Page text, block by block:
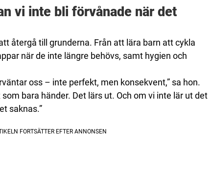
vi inte bli förvånade när det
återgå till grunderna. Från att lära barn att cykla
när de inte längre behövs, samt hygien och
oss – inte perfekt, men konsekvent,” sa hon.
bara händer. Det lärs ut. Och om vi inte lär ut det
saknas.”